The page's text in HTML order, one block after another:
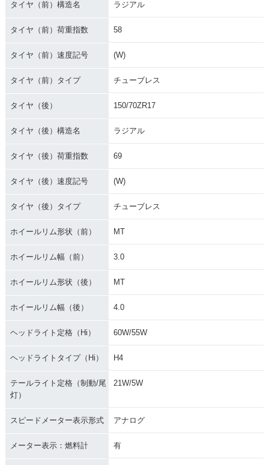
タイヤ（前）構造名 ラジアル
タイヤ（前）荷重指数 58
タイヤ（前）速度記号 (W)
タイヤ（前）タイプ チューブレス
タイヤ（後） 150/70ZR17
タイヤ（後）構造名 ラジアル
タイヤ（後）荷重指数 69
タイヤ（後）速度記号 (W)
タイヤ（後）タイプ チューブレス
ホイールリム形状（前） MT
ホイールリム幅（前） 3.0
ホイールリム形状（後） MT
ホイールリム幅（後） 4.0
ヘッドライト定格（Hi） 60W/55W
ヘッドライトタイプ（Hi） H4
テールライト定格（制動/尾
灯）
21W/5W
スピードメーター表示形式 アナログ
メーター表示：燃料計 有